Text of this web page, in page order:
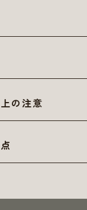
ノキシエタノール、
レンジ果皮油、カ
ギニンHCI、ツボク
タニウム-51、オプ
の注意
いところに保管して
の場所、直射日光